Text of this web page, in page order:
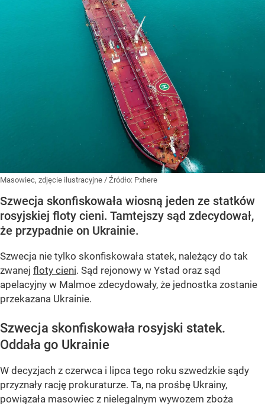
Masowiec, zdjęcie ilustracyjne / Źródło: Pxhere
Szwecja skonfiskowała wiosną jeden ze statków
rosyjskiej floty cieni. Tamtejszy sąd zdecydował,
że przypadnie on Ukrainie.
Szwecja nie tylko skonfiskowała statek, należący do tak
zwanej floty cieni. Sąd rejonowy w Ystad oraz sąd
apelacyjny w Malmoe zdecydowały, że jednostka zostanie
przekazana Ukrainie.
Szwecja skonfiskowała rosyjski statek.
Oddała go Ukrainie
W decyzjach z czerwca i lipca tego roku szwedzkie sądy
przyznały rację prokuraturze. Ta, na prośbę Ukrainy,
powiązała masowiec z nielegalnym wywozem zboża